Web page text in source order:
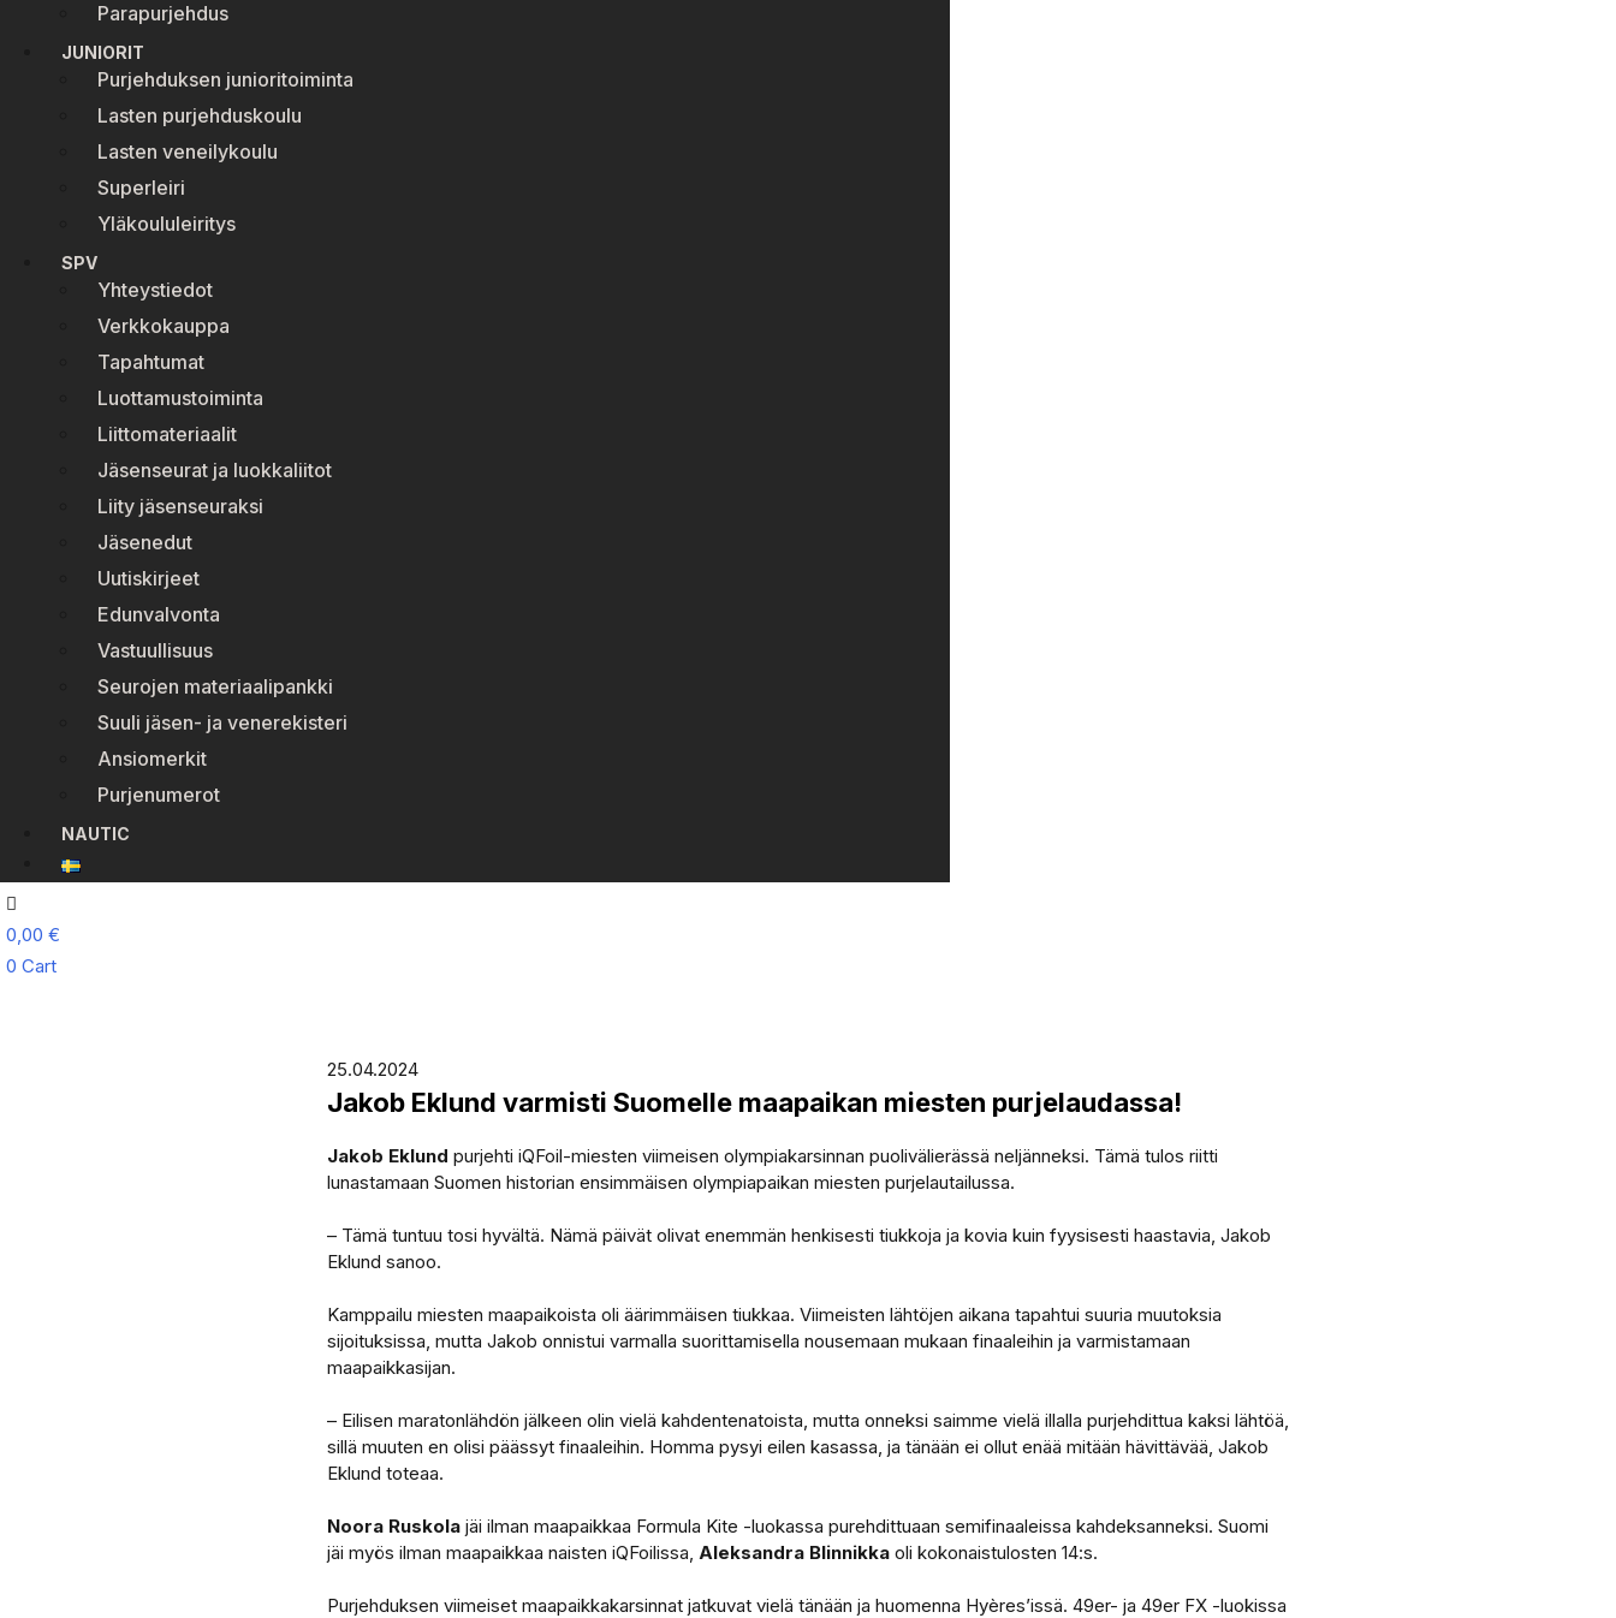
Parapurjehdus
JUNIORIT
Purjehduksen junioritoiminta
Lasten purjehduskoulu
Lasten veneilykoulu
Superleiri
Yläkoululeiritys
SPV
Yhteystiedot
Verkkokauppa
Tapahtumat
Luottamustoiminta
Liittomateriaalit
Jäsenseurat ja luokkaliitot
Liity jäsenseuraksi
Jäsenedut
Uutiskirjeet
Edunvalvonta
Vastuullisuus
Seurojen materiaalipankki
Suuli jäsen- ja venerekisteri
Ansiomerkit
Purjenumerot
NAUTIC
0,00 €
0 Cart
25.04.2024
Jakob Eklund varmisti Suomelle maapaikan miesten purjelaudassa!
Jakob Eklund purjehti iQFoil-miesten viimeisen olympiakarsinnan puolivälierässä neljänneksi. Tämä tulos riitti
lunastamaan Suomen historian ensimmäisen olympiapaikan miesten purjelautailussa.
– Tämä tuntuu tosi hyvältä. Nämä päivät olivat enemmän henkisesti tiukkoja ja kovia kuin fyysisesti haastavia, Jakob
Eklund sanoo.
Kamppailu miesten maapaikoista oli äärimmäisen tiukkaa. Viimeisten lähtöjen aikana tapahtui suuria muutoksia
sijoituksissa, mutta Jakob onnistui varmalla suorittamisella nousemaan mukaan finaaleihin ja varmistamaan
maapaikkasijan.
– Eilisen maratonlähdön jälkeen olin vielä kahdentenatoista, mutta onneksi saimme vielä illalla purjehdittua kaksi lähtöä,
sillä muuten en olisi päässyt finaaleihin. Homma pysyi eilen kasassa, ja tänään ei ollut enää mitään hävittävää, Jakob
Eklund toteaa.
Noora Ruskola jäi ilman maapaikkaa Formula Kite -luokassa purehdittuaan semifinaaleissa kahdeksanneksi. Suomi
jäi myös ilman maapaikkaa naisten iQFoilissa, Aleksandra Blinnikka oli kokonaistulosten 14:s.
Purjehduksen viimeiset maapaikkakarsinnat jatkuvat vielä tänään ja huomenna Hyères’issä. 49er- ja 49er FX -luokissa